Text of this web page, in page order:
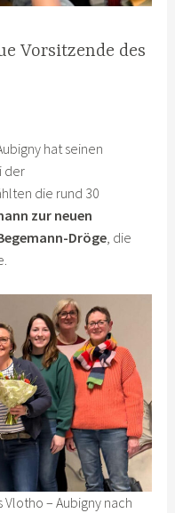
Vorsitzende des
hat seinen
der
die rund 30
zur neuen
Dröge, die
– Aubigny nach